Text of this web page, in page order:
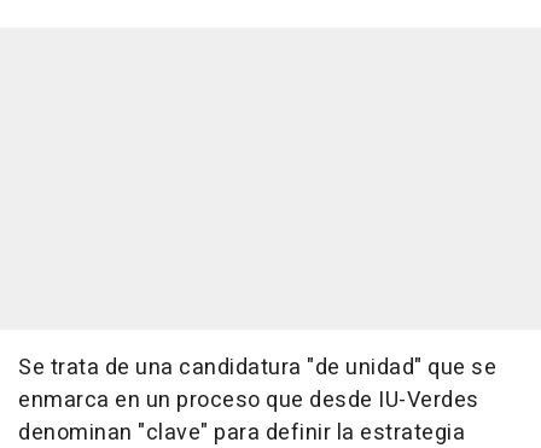
Se trata de una candidatura "de unidad" que se
enmarca en un proceso que desde IU-Verdes
denominan "clave" para definir la estrategia